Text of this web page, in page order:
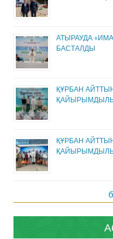
АТЫРАУДА
БАСТАЛДЫ
ҚҰРБАН
ҚҰРБАН АЙТТЫҢ